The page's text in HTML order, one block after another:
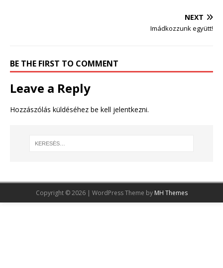
NEXT
Imádkozzunk együtt!
BE THE FIRST TO COMMENT
Leave a Reply
Hozzászólás küldéséhez be kell jelentkezni.
Copyright © 2026 | WordPress Theme by MH Themes